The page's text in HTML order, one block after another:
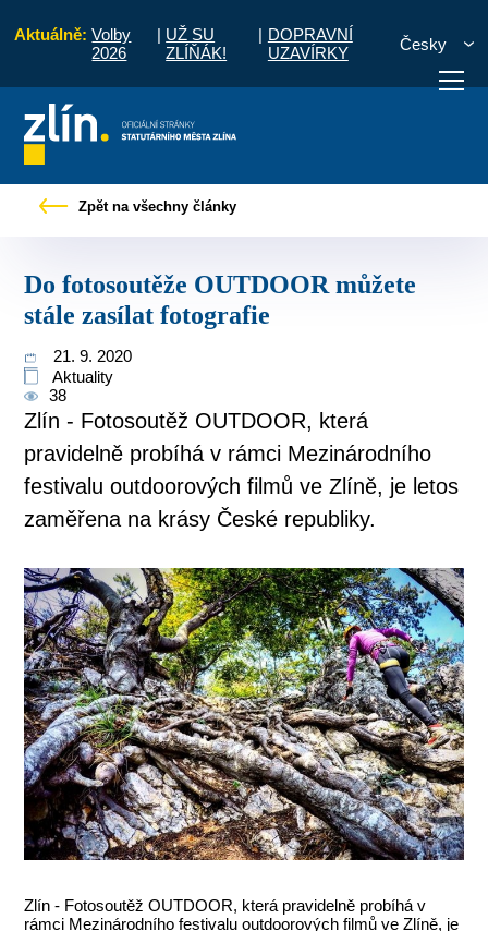
Aktuálně: Volby
2026
| UŽ SU
ZLÍŇÁK!
| DOPRAVNÍ
UZAVÍRKY
Česky
vyřídit Potřebuji zaplatit
Zpět na všechny články
Do fotosoutěže OUTDOOR můžete
stále zasílat fotografie
21. 9. 2020
Aktuality
38
Zlín - Fotosoutěž OUTDOOR, která
pravidelně probíhá v rámci Mezinárodního
festivalu outdoorových filmů ve Zlíně, je letos
zaměřena na krásy České republiky.
Zlín - Fotosoutěž OUTDOOR, která pravidelně probíhá v
rámci Mezinárodního festivalu outdoorových filmů ve Zlíně, je